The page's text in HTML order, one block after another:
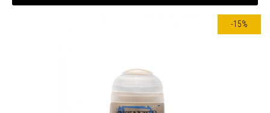
-15%